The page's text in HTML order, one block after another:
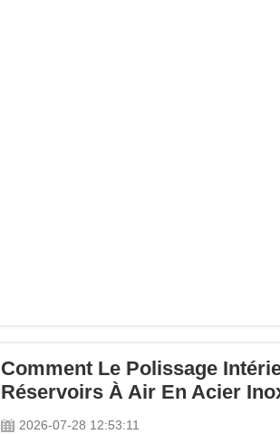
Comment Le Polissage
Réservoirs À Air En Acier
2026-07-28 12:53:11